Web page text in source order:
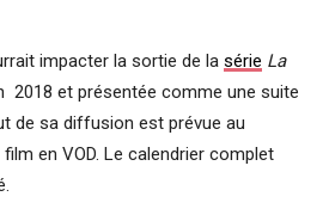
impacter la sortie de la série La
2018 et présentée comme une suite
de sa diffusion est prévue au
en VOD. Le calendrier complet